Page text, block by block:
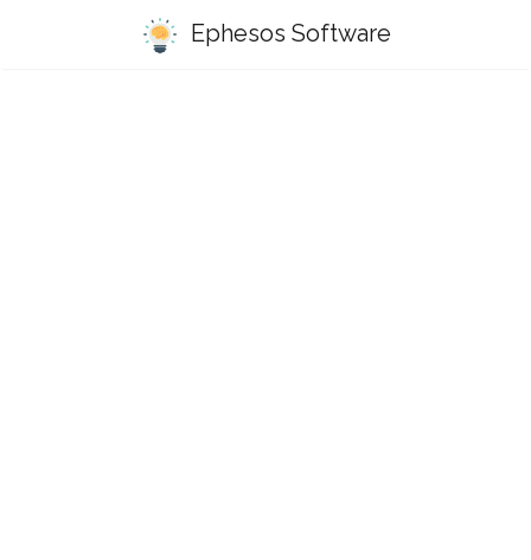
Ephesos Software